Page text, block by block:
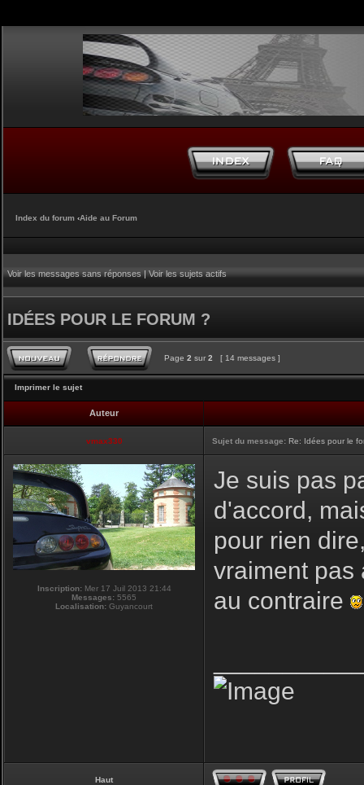
Index du forum ‹Aide au Forum
Voir les messages sans réponses|Voir les sujets actifs
IDÉES POUR LE FORUM ?
Page 2 sur 2 [ 14 messages ]
Imprimer le sujet
Auteur
vmax330 Sujet du message: Re: Idées pour le
Inscription:Mer 17 Juil 2013 21:44
Messages: 5565
Localisation: Guyancourt
Je suis pas
d'accord,
pour rien
vraiment pas
au contraire
Haut